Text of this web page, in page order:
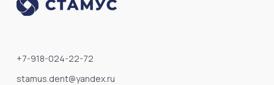
+7-918-024-22-72
stamus.dent@yandex.ru